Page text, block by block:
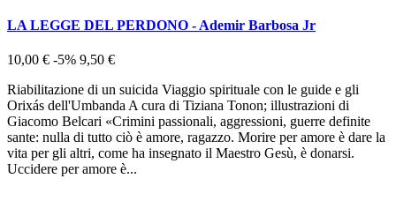
LA LEGGE DEL PERDONO - Ademir Barbosa Jr
10,00 € -5% 9,50 €
Riabilitazione di un suicida Viaggio spirituale con le guide e gli
Orixás dell'Umbanda A cura di Tiziana Tonon; illustrazioni di
Giacomo Belcari «Crimini passionali, aggressioni, guerre definite
sante: nulla di tutto ciò è amore, ragazzo. Morire per amore è dare la
vita per gli altri, come ha insegnato il Maestro Gesù, è donarsi.
Uccidere per amore è...